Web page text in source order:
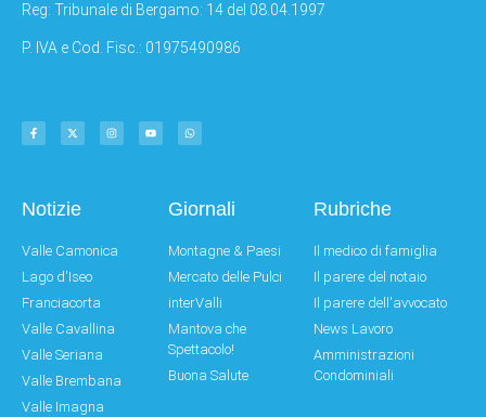
Reg: Tribunale di Bergamo: 14 del 08.04.1997
P. IVA e Cod. Fisc.: 01975490986
Notizie
Valle Camonica
Lago d'Iseo
Franciacorta
Valle Cavallina
Valle Seriana
Valle Brembana
Valle Imagna
Giornali
Montagne & Paesi
Mercato delle Pulci
interValli
Mantova che
Spettacolo!
Buona Salute
Rubriche
Il medico di famiglia
Il parere del notaio
Il parere dell'avvocato
News Lavoro
Amministrazioni
Condominiali